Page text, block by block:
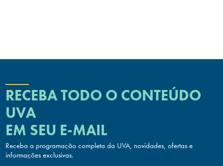
RECEBA TODO O CONTEÚDO
UVA
EM SEU E-MAIL
Receba a programação completa da UVA, novidades, ofertas e
informações exclusivas.